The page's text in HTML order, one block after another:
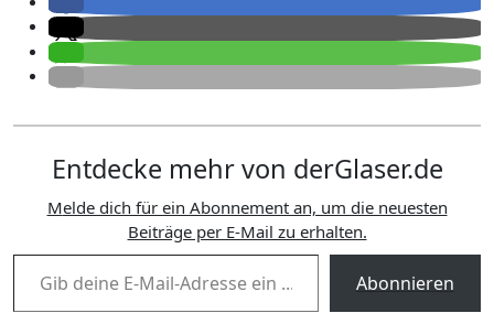
Entdecke mehr von derGlaser.de
Melde dich für ein Abonnement an, um die neuesten
Beiträge per E-Mail zu erhalten.
Gib deine E-Mail-Adresse ein ...
Abonnieren